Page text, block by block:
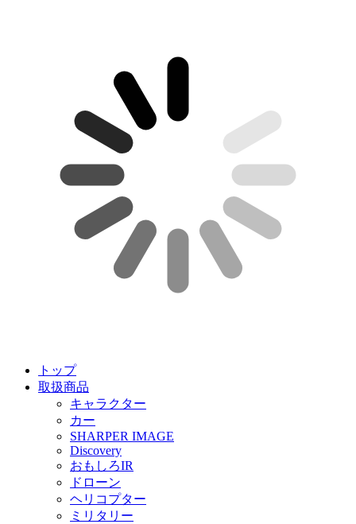
トップ
取扱商品
キャラクター
カー
SHARPER IMAGE
Discovery
おもしろIR
ドローン
ヘリコプター
ミリタリー